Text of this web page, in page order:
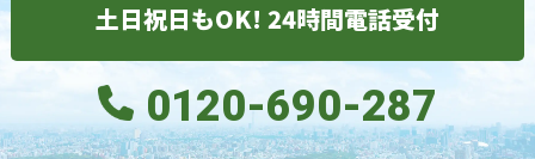
土日祝日もOK! 24時間電話受付
0120-690-287